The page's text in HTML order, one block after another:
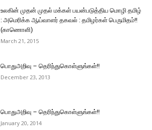
உலகின் முதன் முதல் மக்கள் பயன்படுத்திய மொழி தமிழ்
: அமெரிக்க ஆய்வாளர் தகவல் : தமிழர்கள் பெருமிதம்!!
(காணொளி)
March 21, 2015
பொதுஅறிவு – தெரிந்துகொள்ளுங்கள்!!
December 23, 2013
பொதுஅறிவு – தெரிந்துகொள்ளுங்கள்!!
January 20, 2014